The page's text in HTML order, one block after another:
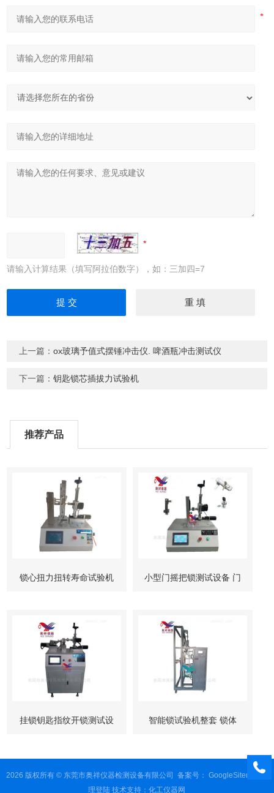
请输入计算结果（填写阿拉伯数字），如：三加四=7
上一篇：ox玻璃予值式摆锤冲击仪. 啤酒瓶冲击测试仪
下一篇：钥匙锁芯插拔力试验机
推荐产品
锁心扭力扭转寿命试验机 小型门摇把锁测试设备 门
挂锁钥匙指纹开锁测试设 智能锁试验机整套 锁体
2026 版权所有 © 东莞市奥祥仪器检测设备有限公司 备案号： GoogleSitemap管
理登陆 技术支持：化工仪器网